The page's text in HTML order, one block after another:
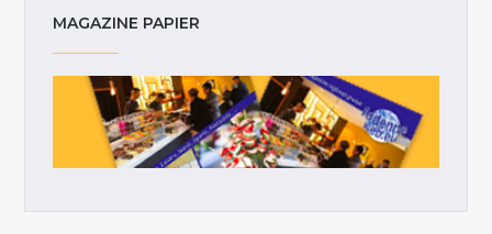
MAGAZINE PAPIER